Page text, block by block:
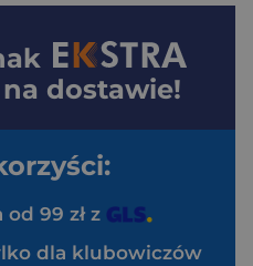
dostawie!
99 zł z
dla klubowiczów